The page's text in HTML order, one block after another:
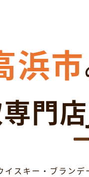
浜市
門
スキー・ブランデ